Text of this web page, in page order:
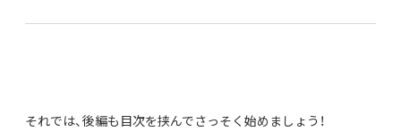
それでは、後編も目次を挟んでさっそく始めましょう！